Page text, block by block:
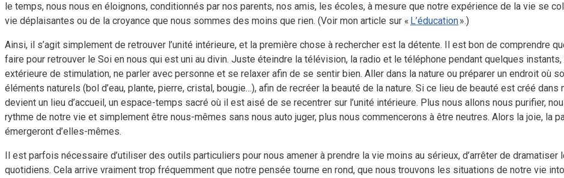
le temps, nous nous en éloignons, conditionnés par nos parents, nos amis, les écoles, à mesure que notre expérience de la vie se
vie déplaisantes ou de la croyance que nous sommes des moins que rien. (Voir mon article sur « L’éducation».)
Ainsi, il s’agit simplement de retrouver l’unité intérieure, et la première chose à rechercher est la détente. Il est bon de comprendre
faire pour retrouver le Soi en nous qui est uni au divin. Juste éteindre la télévision, la radio et le téléphone pendant quelques
extérieure de stimulation, ne parler avec personne et se relaxer afin de se sentir bien. Aller dans la nature ou préparer un endroit où
éléments naturels (bol d’eau, plante, pierre, cristal, bougie…), afin de recréer la beauté de la nature. Si ce lieu de beauté est créé dans
devient un lieu d’accueil, un espace-temps sacré où il est aisé de se recentrer sur l’unité intérieure. Plus nous allons nous purifier,
rythme de notre vie et simplement être nous-mêmes sans nous auto juger, plus nous commencerons à être neutres. Alors la joie, la
émergeront d’elles-mêmes.
Il est parfois nécessaire d’utiliser des outils particuliers pour nous amener à prendre la vie moins au sérieux, d’arrêter de dramatiser
quotidiens. Cela arrive vraiment trop fréquemment que notre pensée tourne en rond, que nous trouvons les situations de notre vie